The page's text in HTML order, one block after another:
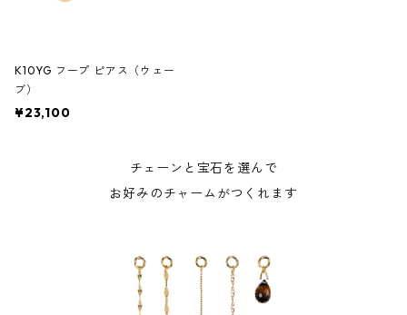
K10YG フープ ピアス（ウェー
ブ）
¥23,100
チェーンと宝石を選んで
お好みのチャームがつくれます